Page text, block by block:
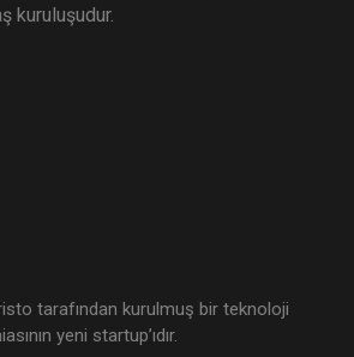
kuruluşudur.
tarafından kurulmuş bir teknoloji
yeni startup’ıdır.